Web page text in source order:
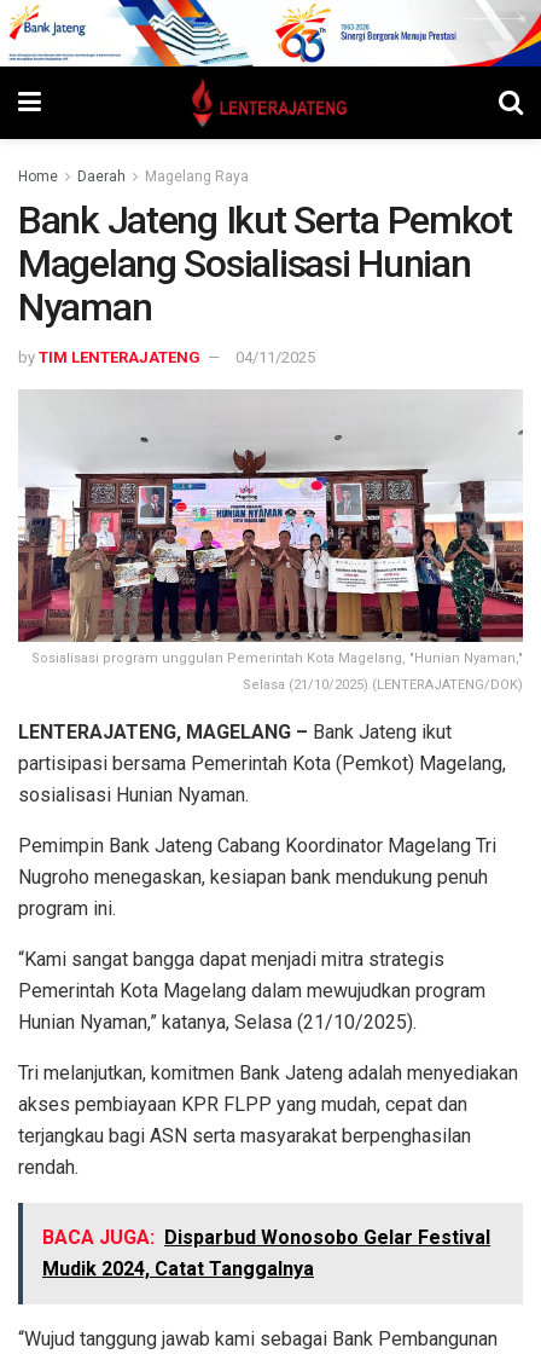
Home Daerah Magelang Raya
Bank Jateng Ikut Serta Pemkot
Magelang Sosialisasi Hunian
Nyaman
by TIM LENTERAJATENG 04/11/2025
Sosialisasi program unggulan Pemerintah Kota Magelang, "Hunian Nyaman,"
Selasa (21/10/2025).(LENTERAJATENG/DOK)
LENTERAJATENG, MAGELANG – Bank Jateng ikut
partisipasi bersama Pemerintah Kota (Pemkot) Magelang,
sosialisasi Hunian Nyaman.
Pemimpin Bank Jateng Cabang Koordinator Magelang Tri
Nugroho menegaskan, kesiapan bank mendukung penuh
program ini.
“Kami sangat bangga dapat menjadi mitra strategis
Pemerintah Kota Magelang dalam mewujudkan program
Hunian Nyaman,” katanya, Selasa (21/10/2025).
Tri melanjutkan, komitmen Bank Jateng adalah menyediakan
akses pembiayaan KPR FLPP yang mudah, cepat dan
terjangkau bagi ASN serta masyarakat berpenghasilan
rendah.
BACA JUGA: Disparbud Wonosobo Gelar Festival
Mudik 2024, Catat Tanggalnya
“Wujud tanggung jawab kami sebagai Bank Pembangunan